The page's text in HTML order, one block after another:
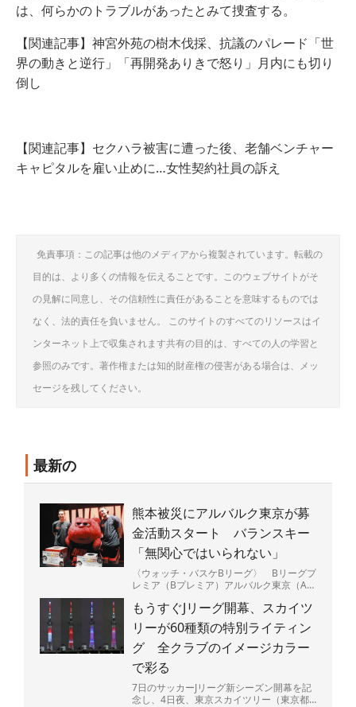
は、何らかのトラブルがあったとみて捜査する。
【関連記事】神宮外苑の樹木伐採、抗議のパレード「世
界の動きと逆行」「再開発ありきで怒り」月内にも切り
倒し
【関連記事】セクハラ被害に遭った後、老舗ベンチャー
キャピタルを雇い止めに…女性契約社員の訴え
免責事項：この記事は他のメディアから複製されています。転載の
目的は、より多くの情報を伝えることです。このウェブサイトがそ
の見解に同意し、その信頼性に責任があることを意味するものでは
なく、法的責任を負いません。 このサイトのすべてのリソースはイ
ンターネット上で収集されます共有の目的は、すべての人の学習と
参照のみです。著作権または知的財産権の侵害がある場合は、メッ
セージを残してください。
最新の
熊本被災にアルバルク東京が募
金活動スタート バランスキー
「無関心ではいられない」
〈ウォッチ・バスケBリーグ〉 Bリーグプ
レミア（Bプレミア）アルバルク東京（A東
被災地を支援す...
もうすぐJリーグ開幕、スカイツ
リーが60種類の特別ライティン
グ 全クラブのイメージカラー
で彩る
7日のサッカーJリーグ新シーズン開幕を記
念し、4日夜、東京スカイツリー（東京都